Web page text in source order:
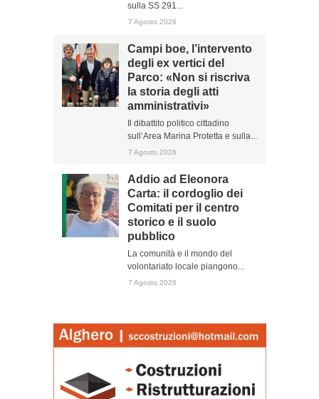
sulla SS 291...
7 Agosto 2026
Campi boe, l’intervento
degli ex vertici del
Parco: «Non si riscriva
la storia degli atti
amministrativi»
Il dibattito politico cittadino
sull’Area Marina Protetta e sulla...
7 Agosto 2026
Addio ad Eleonora
Carta: il cordoglio dei
Comitati per il centro
storico e il suolo
pubblico
La comunità e il mondo del
volontariato locale piangono...
7 Agosto 2026